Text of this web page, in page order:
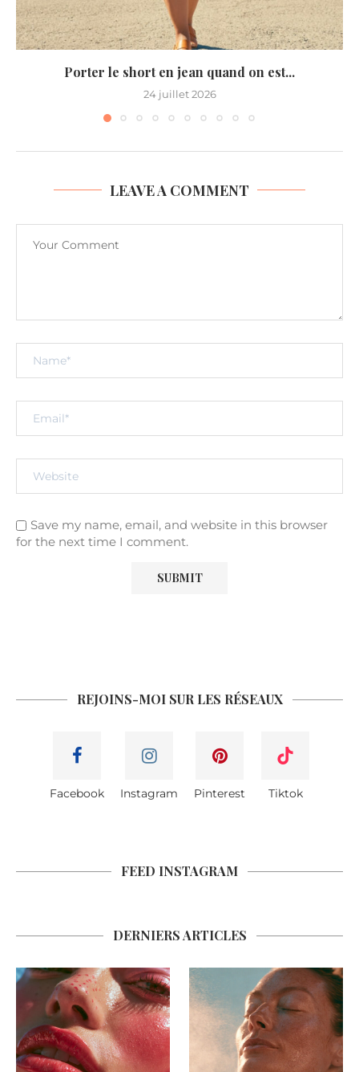
Porter le short en jean quand on est...
24 juillet 2026
LEAVE A COMMENT
Save my name, email, and website in this browser
for the next time I comment.
REJOINS-MOI SUR LES RÉSEAUX
Facebook Instagram Pinterest Tiktok
FEED INSTAGRAM
DERNIERS ARTICLES